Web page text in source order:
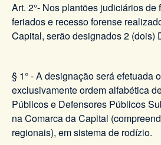
Art. 2°- Nos plantões judiciários de
feriados e recesso forense
Capital, serão designados 2 (dois)
§ 1° - A designação será efetuada
exclusivamente ordem alfabética
Públicos e Defensores Públicos
na Comarca da Capital
regionais), em sistema de rodízio.